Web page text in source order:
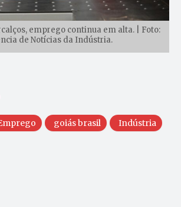
emprego continua em alta. | Foto:
de Notícias da Indústria.
goiás brasil
Indústria